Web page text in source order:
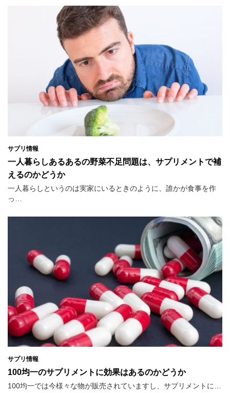
サプリ情報
一人暮らしあるあるの野菜不足問題は、サプリメントで補
えるのかどうか
一人暮らしというのは実家にいるときのように、誰かが食事を作
っ…
サプリ情報
100均一のサプリメントに効果はあるのかどうか
100均一では今様々な物が販売されていますし、サプリメントに…